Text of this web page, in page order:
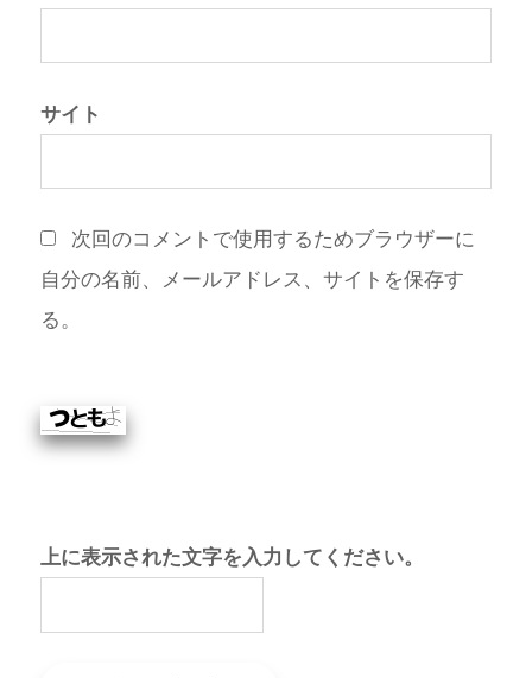
サイト
次回のコメントで使用するためブラウザーに
自分の名前、メールアドレス、サイトを保存す
る。
上に表示された文字を入力してください。